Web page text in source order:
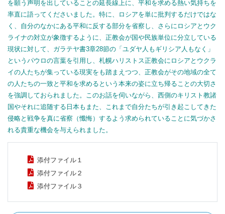
を願う声明を出していることの延長線上に、平和を求める熱い気持ちを
率直に語ってくださいました。特に、ロシアを単に批判するだけではな
く、自分のなかにある平和に反する部分を省察し、さらにロシアとウク
ライナの対立が象徴するように、正教会が国や民族単位に分立している
現状に対して、ガラテヤ書3章28節の「ユダヤ人もギリシア人もなく」
というパウロの言葉を引用し、札幌ハリストス正教会にロシアとウクラ
イの人たちが集っている現実をも踏まえつつ、正教会がその地域の全て
の人たちの一致と平和を求めるという本来の姿に立ち帰ることの大切さ
を強調しておられました。このお話を伺いながら、西側のキリスト教諸
国やそれに追随する日本もまた、これまで自分たちが引き起こしてきた
侵略と戦争を真に省察（懺悔）するよう求められていることに気づかさ
れる貴重な機会を与えられました。
添付ファイル１
添付ファイル２
添付ファイル３